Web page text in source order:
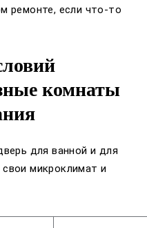
ремонте, если что-то
комнаты
для ванной и для
микроклимат и